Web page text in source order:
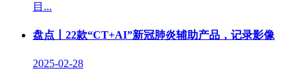
目...
盘点丨22款“CT+AI”新冠肺炎辅助产品，记录影像
2025-02-28